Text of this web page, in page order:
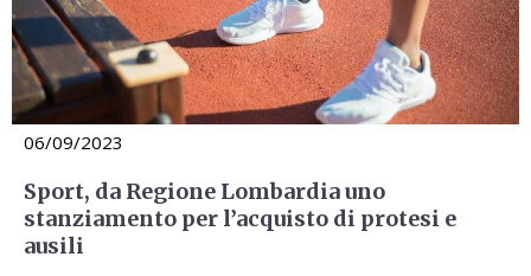
06/09/2023
Sport, da Regione Lombardia uno
stanziamento per l’acquisto di protesi e
ausili